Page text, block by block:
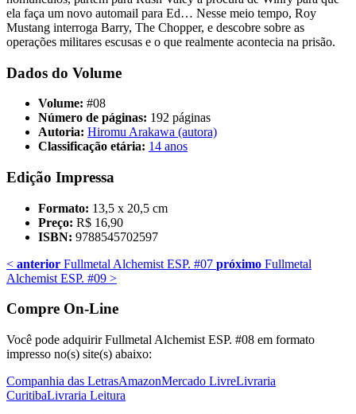
ela faça um novo automail para Ed… Nesse meio tempo, Roy
Mustang interroga Barry, The Chopper, e descobre sobre as
operações militares escusas e o que realmente acontecia na prisão.
Dados do Volume
Volume: #08
Número de páginas: 192 páginas
Autoria: Hiromu Arakawa (autora)
Classificação etária: 14 anos
Edição Impressa
Formato: 13,5 x 20,5 cm
Preço: R$ 16,90
ISBN: 9788545702597
< anterior Fullmetal Alchemist ESP. #07 próximo Fullmetal
Alchemist ESP. #09 >
Compre On-Line
Você pode adquirir Fullmetal Alchemist ESP. #08 em formato
impresso no(s) site(s) abaixo:
Companhia das LetrasAmazonMercado LivreLivraria
CuritibaLivraria Leitura